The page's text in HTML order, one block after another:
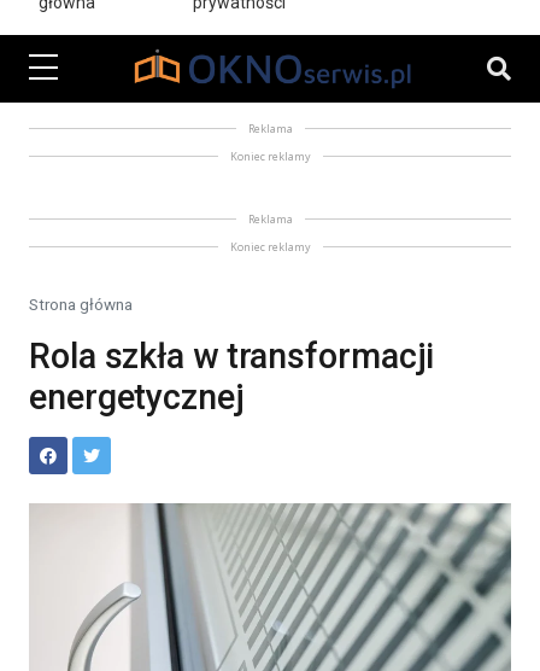
Reklama
Koniec reklamy
Reklama
Koniec reklamy
Strona główna
Rola szkła w transformacji
energetycznej